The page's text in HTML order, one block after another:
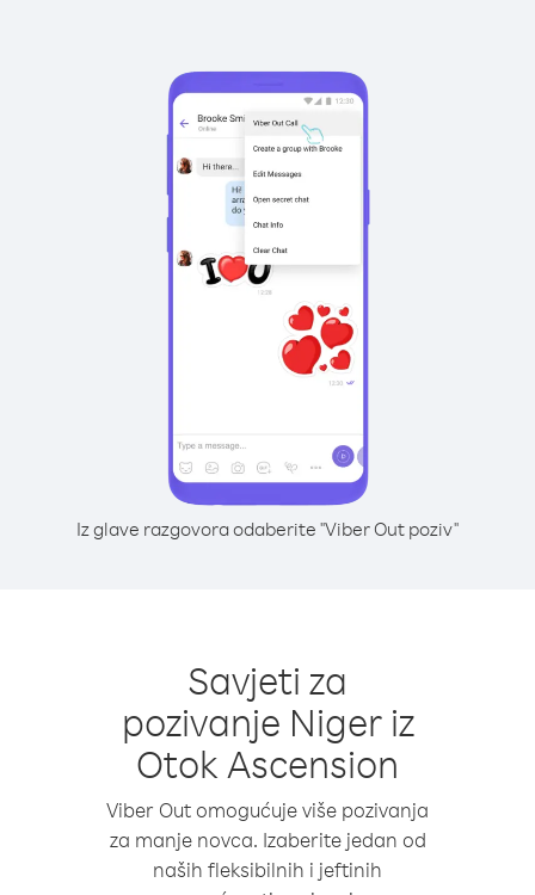
Iz glave razgovora odaberite "Viber Out poziv"
Savjeti za
pozivanje Niger iz
Otok Ascension
Viber Out omogućuje više pozivanja
za manje novca. Izaberite jedan od
naših fleksibilnih i jeftinih